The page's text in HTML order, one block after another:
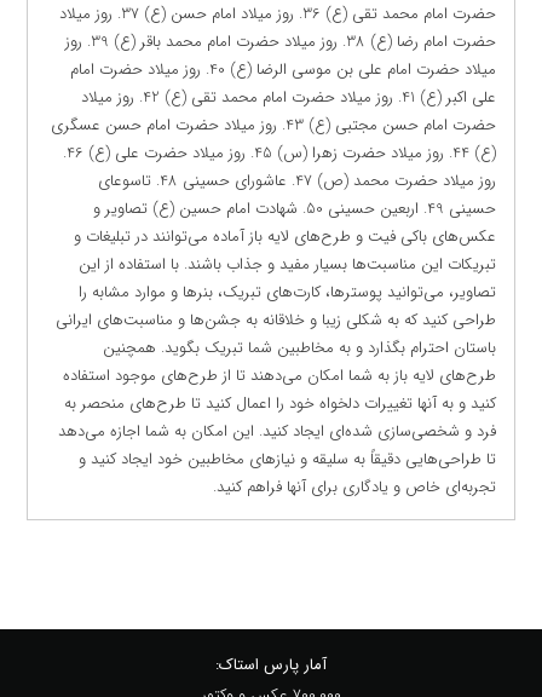
حضرت امام محمد تقی (ع) 36. روز میلاد امام حسن (ع) 37. روز میلاد
حضرت امام رضا (ع) 38. روز میلاد حضرت امام محمد باقر (ع) 39. روز
میلاد حضرت امام علی بن موسی الرضا (ع) 40. روز میلاد حضرت امام
علی اکبر (ع) 41. روز میلاد حضرت امام محمد تقی (ع) 42. روز میلاد
حضرت امام حسن مجتبی (ع) 43. روز میلاد حضرت امام حسن عسگری
(ع) 44. روز میلاد حضرت زهرا (س) 45. روز میلاد حضرت علی (ع) 46.
روز میلاد حضرت محمد (ص) 47. عاشورای حسینی 48. تاسوعای
حسینی 49. اربعین حسینی 50. شهادت امام حسین (ع) تصاویر و
عکس‌های باکی فیت و طرح‌های لایه باز آماده می‌توانند در تبلیغات و
تبریکات این مناسبت‌ها بسیار مفید و جذاب باشند. با استفاده از این
تصاویر، می‌توانید پوسترها، کارت‌های تبریک، بنرها و موارد مشابه را
طراحی کنید که به شکلی زیبا و خلاقانه به جشن‌ها و مناسبت‌های ایرانی
باستان احترام بگذارد و به مخاطبین شما تبریک بگوید. همچنین
طرح‌های لایه باز به شما امکان می‌دهند تا از طرح‌های موجود استفاده
کنید و به آنها تغییرات دلخواه خود را اعمال کنید تا طرح‌های منحصر به
فرد و شخصی‌سازی شده‌ای ایجاد کنید. این امکان به شما اجازه می‌دهد
تا طراحی‌هایی دقیقاً به سلیقه و نیازهای مخاطبین خود ایجاد کنید و
تجربه‌ای خاص و یادگاری برای آنها فراهم کنید.
آمار پارس استاک: